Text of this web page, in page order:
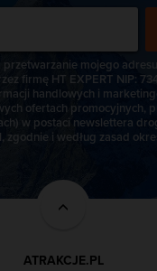
mojego
firmę HT EXPERT NIP:
handlowych i
ofertach promocyjnych,
w postaci newslettera
zgodnie i według zasad
ATRAKCJE.PL